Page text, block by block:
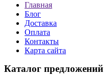
Главная
Блог
Доставка
Оплата
Контакты
Карта сайта
Каталог предложений